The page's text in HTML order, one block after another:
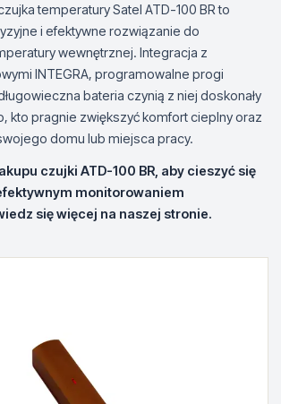
temperatury Satel ATD-100 BR to
i efektywne rozwiązanie do
wewnętrznej. Integracja z
INTEGRA, programowalne progi
bateria czynią z niej doskonały
kto pragnie zwiększyć komfort cieplny oraz
domu lub miejsca pracy.
czujki ATD-100 BR, aby cieszyć się
monitorowaniem
się więcej na naszej stronie.